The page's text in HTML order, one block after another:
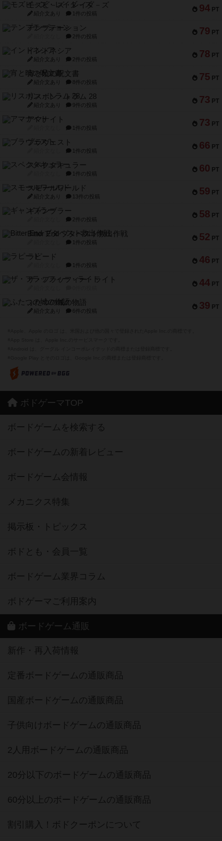
94 PT
モズビ－ズ・レイダ－ズ
紹介文あり 1件の投稿
79 PT
テンプテーション
2件の投稿
78 PT
インドネシア
紹介文あり 2件の投稿
75 PT
宵と暁の呪文書
紹介文あり 8件の投稿
73 PT
リスボン・トラム 28
紹介文あり 9件の投稿
73 PT
アマナイト
1件の投稿
66 PT
ブラヴェスト
1件の投稿
60 PT
スペクタキュラー
1件の投稿
59 PT
スモールワールド
紹介文あり 13件の投稿
58 PT
ギャンブラー
2件の投稿
52 PT
Bitter End ブタペスト救出作戦
1件の投稿
46 PT
ラピード
1件の投稿
44 PT
ザ・フラッフィー・ライト
39 PT
ふたつの城の物語
紹介文あり 6件の投稿
ボドゲーマTOP
ボードゲームを検索する
ボードゲームの新着レビュー
ボードゲーム会情報
メカニクス特集
掲示板・トピックス
ボドとも・会員一覧
ボードゲーム業界コラム
ボドゲーマご利用案内
ボードゲーム通販
新作・再入荷情報
定番ボードゲームの通販商品
国産ボードゲームの通販商品
子供向けボードゲームの通販商品
2人用ボードゲームの通販商品
20分以下のボードゲームの通販商品
60分以上のボードゲームの通販商品
割引購入！ボドクーポンについて